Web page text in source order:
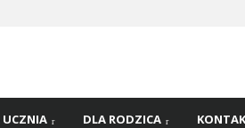
UCZNIA DLA RODZICA